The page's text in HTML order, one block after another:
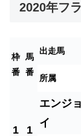
2020年フ
枠
番
馬
番
出走馬
所属
1 1
エンジョ
イ